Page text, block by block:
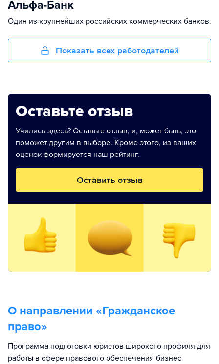
Альфа-Банк
Один из крупнейших российских коммерческих банков.
Показать всех работодателей
Оставьте отзыв
Учились здесь? Оставьте отзыв, и, может быть, это
поможет другим в выборе. Кроме этого, из ваших
оценок формируется наш рейтинг.
Оставить отзыв
О направлении «Гражданское
право»
Программа подготовки юристов широкого профиля для
работы в сфере правового обеспечения бизнес-